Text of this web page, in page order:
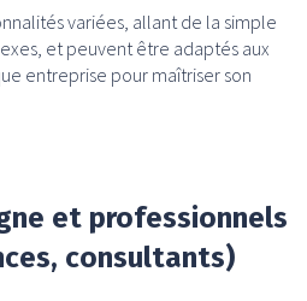
variées, allant de la simple
et peuvent être adaptés aux
entreprise pour maîtriser son
et professionnels
consultants)